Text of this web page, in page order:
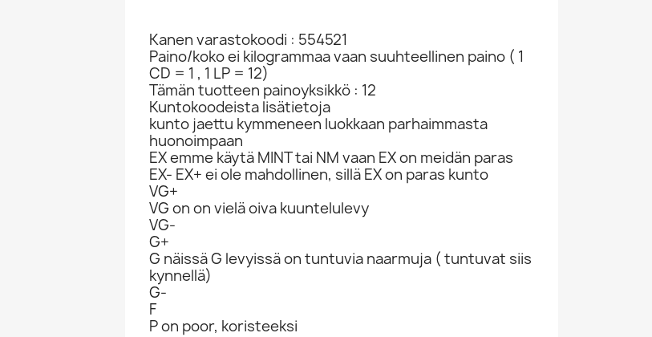
Kanen varastokoodi : 554521
Paino/koko ei kilogrammaa vaan suuhteellinen paino ( 1
CD = 1 , 1 LP = 12)
Tämän tuotteen painoyksikkö : 12
Kuntokoodeista lisätietoja
kunto jaettu kymmeneen luokkaan parhaimmasta
huonoimpaan
EX emme käytä MINT tai NM vaan EX on meidän paras
EX- EX+ ei ole mahdollinen, sillä EX on paras kunto
VG+
VG on on vielä oiva kuuntelulevy
VG-
G+
G näissä G levyissä on tuntuvia naarmuja ( tuntuvat siis
kynnellä)
G-
F
P on poor, koristeeksi